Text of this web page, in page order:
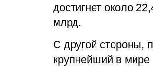
достигнет около
млрд.
С другой стороны,
крупнейший в